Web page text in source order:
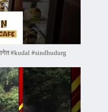
#kudal #sindhudurg